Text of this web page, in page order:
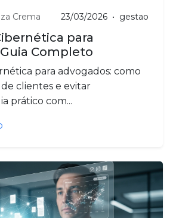
Crema 23/03/2026 • gestao
para
Completo
para advogados: como
clientes e evitar
prático com...